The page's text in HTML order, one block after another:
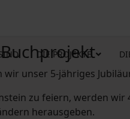
DIE PROJEKTE
wir unser 5-jähriges
zu feiern, werden
herausgeben.